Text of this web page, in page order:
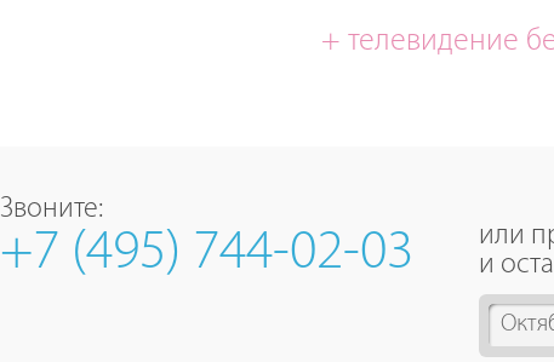
+ телевидение
или
и
4
Звоните:
+7 (495) 744-02-03